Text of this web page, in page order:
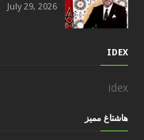
July 29, 2026
IDEX
idex
هاشتاغ مميز